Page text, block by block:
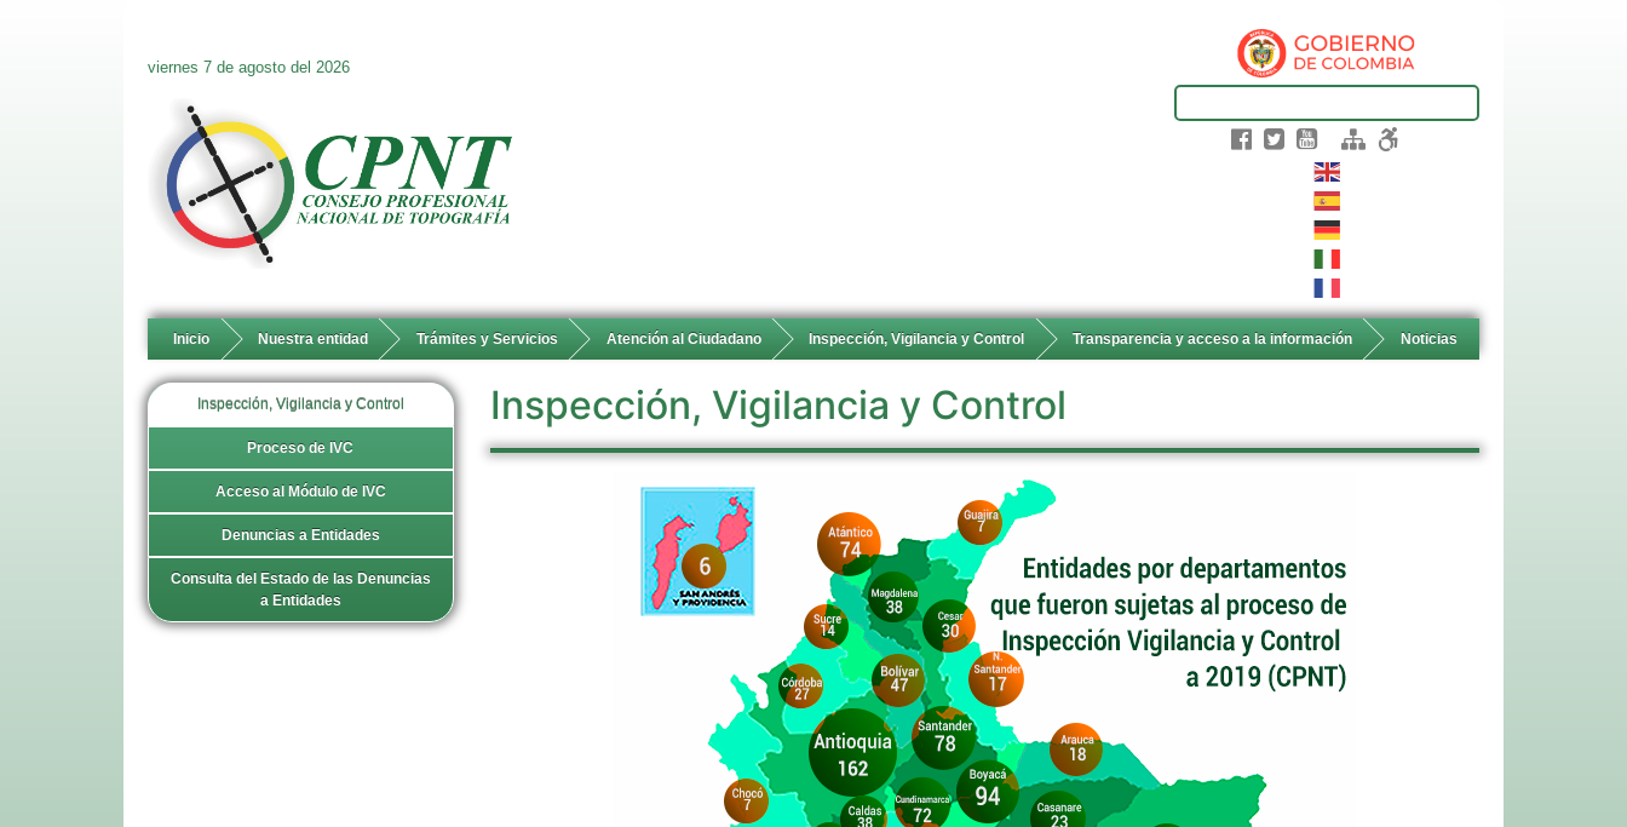
viernes 7 de agosto del 2026
Inicio Nuestra entidad Trámites y Servicios Atención al Ciudadano Inspección, Vigilancia y Control Transparencia y acceso a la información Noticias
Inspección, Vigilancia y Control
Proceso de IVC
Acceso al Módulo de IVC
Denuncias a Entidades
Consulta del Estado de las Denuncias
a Entidades
Inspección, Vigilancia y Control